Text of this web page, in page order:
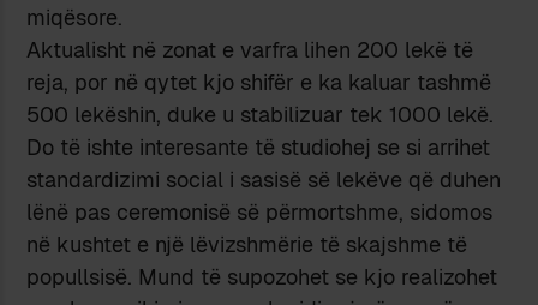
miqësore.
Aktualisht në zonat e varfra lihen 200 lekë të
reja, por në qytet kjo shifër e ka kaluar tashmë
500 lekëshin, duke u stabilizuar tek 1000 lekë.
Do të ishte interesante të studiohej se si arrihet
standardizimi social i sasisë së lekëve që duhen
lënë pas ceremonisë së përmortshme, sidomos
në kushtet e një lëvizshmërie të skajshme të
popullsisë. Mund të supozohet se kjo realizohet